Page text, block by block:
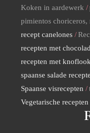
Koken in aardewerk
pimientos
recept canelones
recepten met
recepten met knoflook
spaanse salade
Spaanse visrecepten
Vegetarische recepten